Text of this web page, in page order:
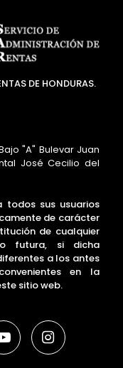
DE HONDURAS.
"A" Bulevar Juan
José Cecilio del
todos sus usuarios
de carácter
de cualquier
o futura, si dicha
a los antes
en la
sitio web.